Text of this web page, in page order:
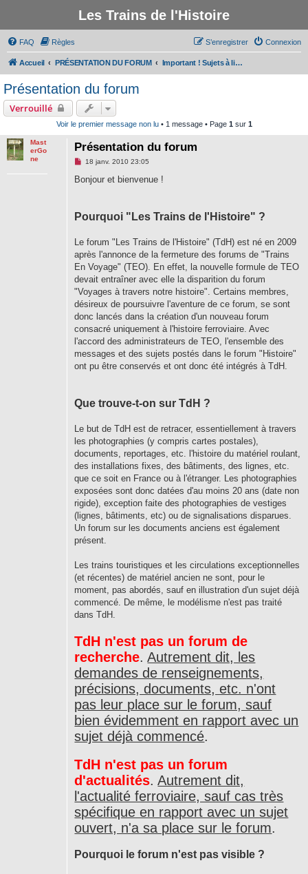
Les Trains de l'Histoire
FAQ Règles Connexion
S’enregistrer
Accueil PRÉSENTATION DU FORUM Important ! Sujets à lire avant de participer au forum
Présentation du forum
Verrouillé
Voir le premier message non lu• 1 message • Page 1sur 1
Mast
erGo
ne
Présentation du forum
M
s
n
l
u
18 janv. 2010 23:05
Bonjour et bienvenue !
Pourquoi "Les Trains de l'Histoire" ?
Le forum "Les Trains de l'Histoire" (TdH) est né en 2009
après l'annonce de la fermeture des forums de "Trains
En Voyage" (TEO). En effet, la nouvelle formule de TEO
devait entraîner avec elle la disparition du forum
"Voyages à travers notre histoire". Certains membres,
désireux de poursuivre l'aventure de ce forum, se sont
donc lancés dans la création d'un nouveau forum
consacré uniquement à l'histoire ferroviaire. Avec
l'accord des administrateurs de TEO, l'ensemble des
messages et des sujets postés dans le forum "Histoire"
ont pu être conservés et ont donc été intégrés à TdH.
Que trouve-t-on sur TdH ?
Le but de TdH est de retracer, essentiellement à travers
les photographies (y compris cartes postales),
documents, reportages, etc. l'histoire du matériel roulant,
des installations fixes, des bâtiments, des lignes, etc.
que ce soit en France ou à l'étranger. Les photographies
exposées sont donc datées d'au moins 20 ans (date non
rigide), exception faite des photographies de vestiges
(lignes, bâtiments, etc) ou de signalisations disparues.
Un forum sur les documents anciens est également
présent.
Les trains touristiques et les circulations exceptionnelles
(et récentes) de matériel ancien ne sont, pour le
moment, pas abordés, sauf en illustration d'un sujet déjà
commencé. De même, le modélisme n'est pas traité
dans TdH.
TdH n'est pas un forum de
recherche.Autrement dit, les
demandes de renseignements,
précisions, documents, etc. n'ont
pas leur place sur le forum, sauf
bien évidemment en rapport avec un
sujet déjà commencé.
TdH n'est pas un forum
d'actualités.Autrement dit,
l'actualité ferroviaire, sauf cas très
spécifique en rapport avec un sujet
ouvert, n'a sa place sur le forum.
Pourquoi le forum n'est pas visible ?